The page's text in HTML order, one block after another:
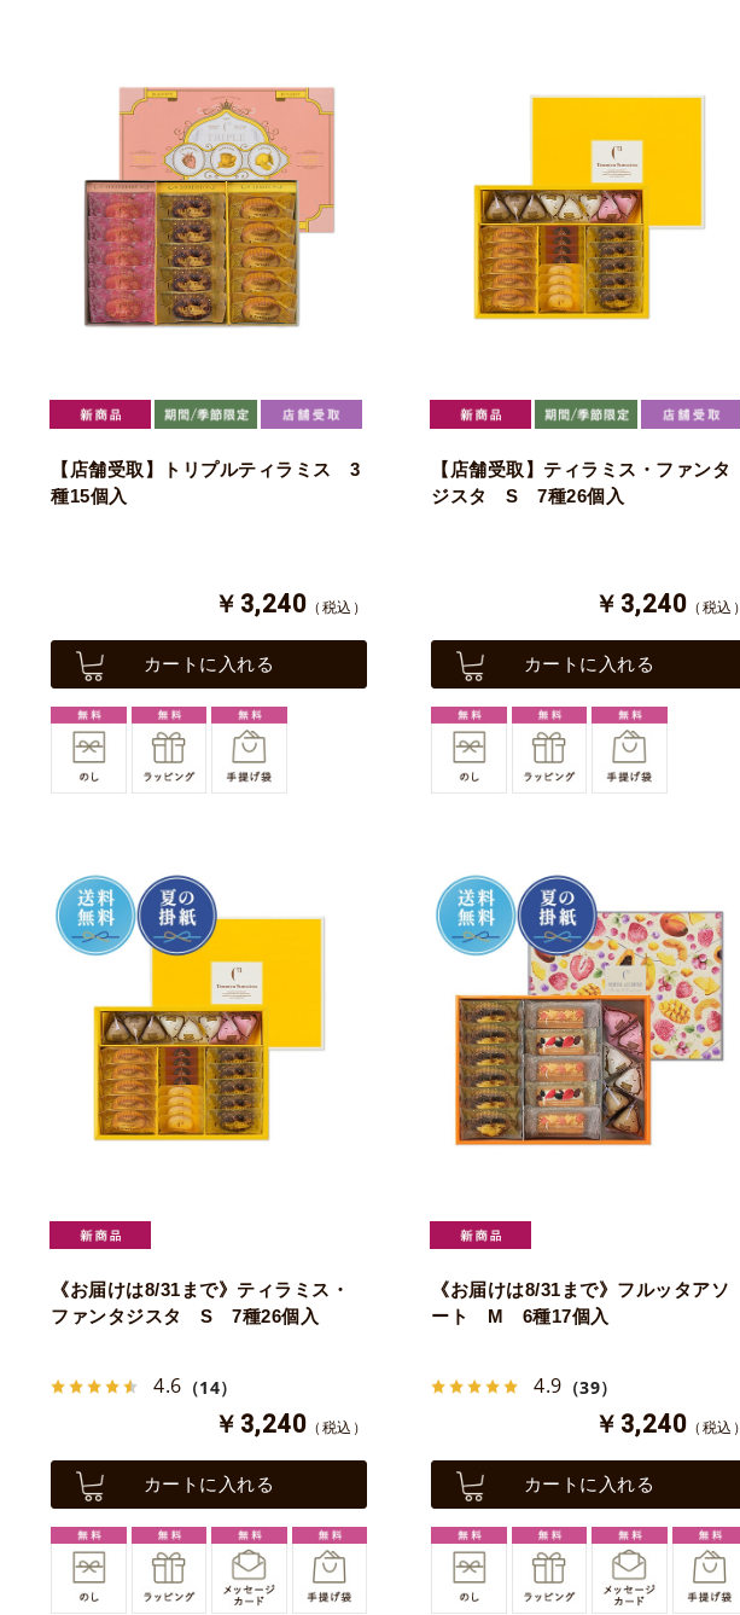
【店舗受取】トリプルティラミス 3
種15個入
￥3,240 （税込）
カートに入れる
【店舗受取】ティラミス・ファンタ
ジスタ S 7種26個入
￥3,240 （税込）
カートに入れる
《お届けは8/31まで》ティラミス・
ファンタジスタ S 7種26個入
4.6 （14）
￥3,240 （税込）
カートに入れる
《お届けは8/31まで》フルッタアソ
ート M 6種17個入
4.9 （39）
￥3,240 （税込）
カートに入れる